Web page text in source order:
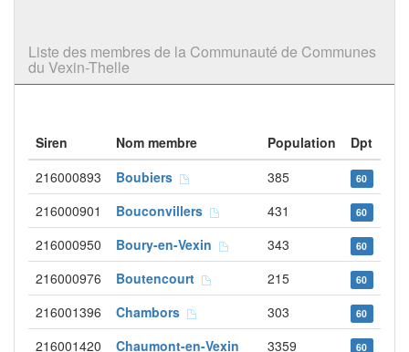
Liste des membres de la Communauté de Communes
du Vexin-Thelle
Siren Nom membre Population
Dpt
216000893
Boubiers 385 60
216000901 Bouconvillers 431 60
216000950 Boury-en-Vexin 343 60
216000976 Boutencourt 215 60
216001396 Chambors 303 60
216001420 Chaumont-en-Vexin 3359 60